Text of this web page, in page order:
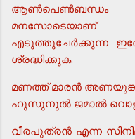
ആണ്‍പെണ്‍ബന്ധം
മനസോടെയാണ്
എടുത്തുചേര്‍ക്കുന്ന
ശ്രദ്ധിക്കുക.
മണത്ത് മാരന്‍
ഹുസുനുല്‍ ജമാല്‍
വീരപുത്രന്‍ എന്ന